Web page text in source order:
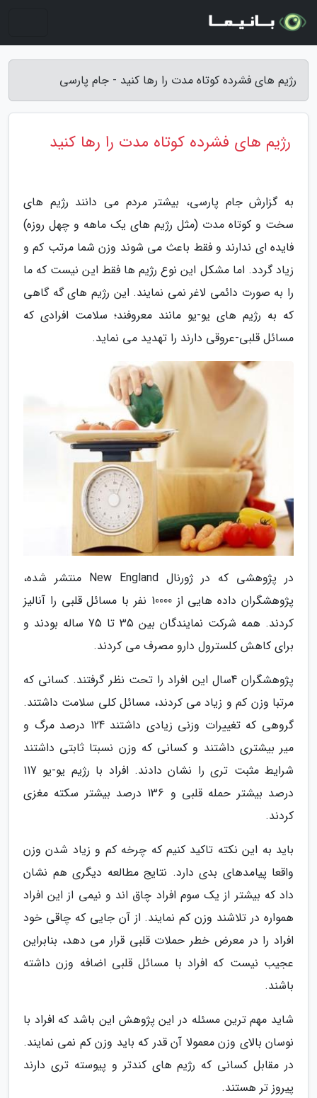
رژیم های فشرده کوتاه مدت را رها کنید - جام پارسی
رژیم های فشرده کوتاه مدت را رها کنید
به گزارش جام پارسی، بیشتر مردم می دانند رژیم های
سخت و کوتاه مدت (مثل رژیم های یک ماهه و چهل روزه)
فایده ای ندارند و فقط باعث می شوند وزن شما مرتب کم و
زیاد گردد. اما مشکل این نوع رژیم ها فقط این نیست که ما
را به صورت دائمی لاغر نمی نمایند. این رژیم های گه گاهی
که به رژیم های یو-یو مانند معروفند؛ سلامت افرادی که
مسائل قلبی-عروقی دارند را تهدید می نماید.
در پژوهشی که در ژورنال New England منتشر شده،
پژوهشگران داده هایی از 10000 نفر با مسائل قلبی را آنالیز
کردند. همه شرکت نمایندگان بین 35 تا 75 ساله بودند و
برای کاهش کلسترول دارو مصرف می کردند.
پژوهشگران 4سال این افراد را تحت نظر گرفتند. کسانی که
مرتبا وزن کم و زیاد می کردند، مسائل کلی سلامت داشتند.
گروهی که تغییرات وزنی زیادی داشتند 124 درصد مرگ و
میر بیشتری داشتند و کسانی که وزن نسبتا ثابتی داشتند
شرایط مثبت تری را نشان دادند. افراد با رژیم یو-یو 117
درصد بیشتر حمله قلبی و 136 درصد بیشتر سکته مغزی
کردند.
باید به این نکته تاکید کنیم که چرخه کم و زیاد شدن وزن
واقعا پیامدهای بدی دارد. نتایج مطالعه دیگری هم نشان
داد که بیشتر از یک سوم افراد چاق اند و نیمی از این افراد
همواره در تلاشند وزن کم نمایند. از آن جایی که چاقی خود
افراد را در معرض خطر حملات قلبی قرار می دهد، بنابراین
عجیب نیست که افراد با مسائل قلبی اضافه وزن داشته
باشند.
شاید مهم ترین مسئله در این پژوهش این باشد که افراد با
نوسان بالای وزن معمولا آن قدر که باید وزن کم نمی نمایند.
در مقابل کسانی که رژیم های کندتر و پیوسته تری دارند
پیروز تر هستند.